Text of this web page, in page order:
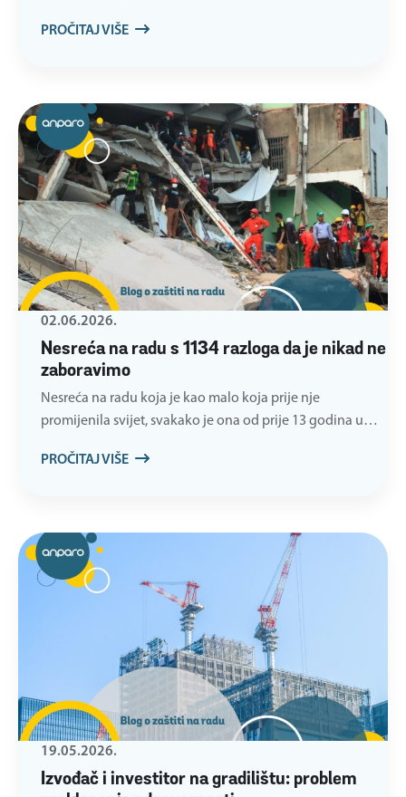
PROČITAJ VIŠE
Nesreća na radu s 1134 razloga da je nikad ne
zaboravimo
02.06.2026.
Nesreća na radu koja je kao malo koja prije nje
promijenila svijet, svakako je ona od prije 13 godina u…
PROČITAJ VIŠE
Izvođač i investitor na gradilištu: problem
19.05.2026.